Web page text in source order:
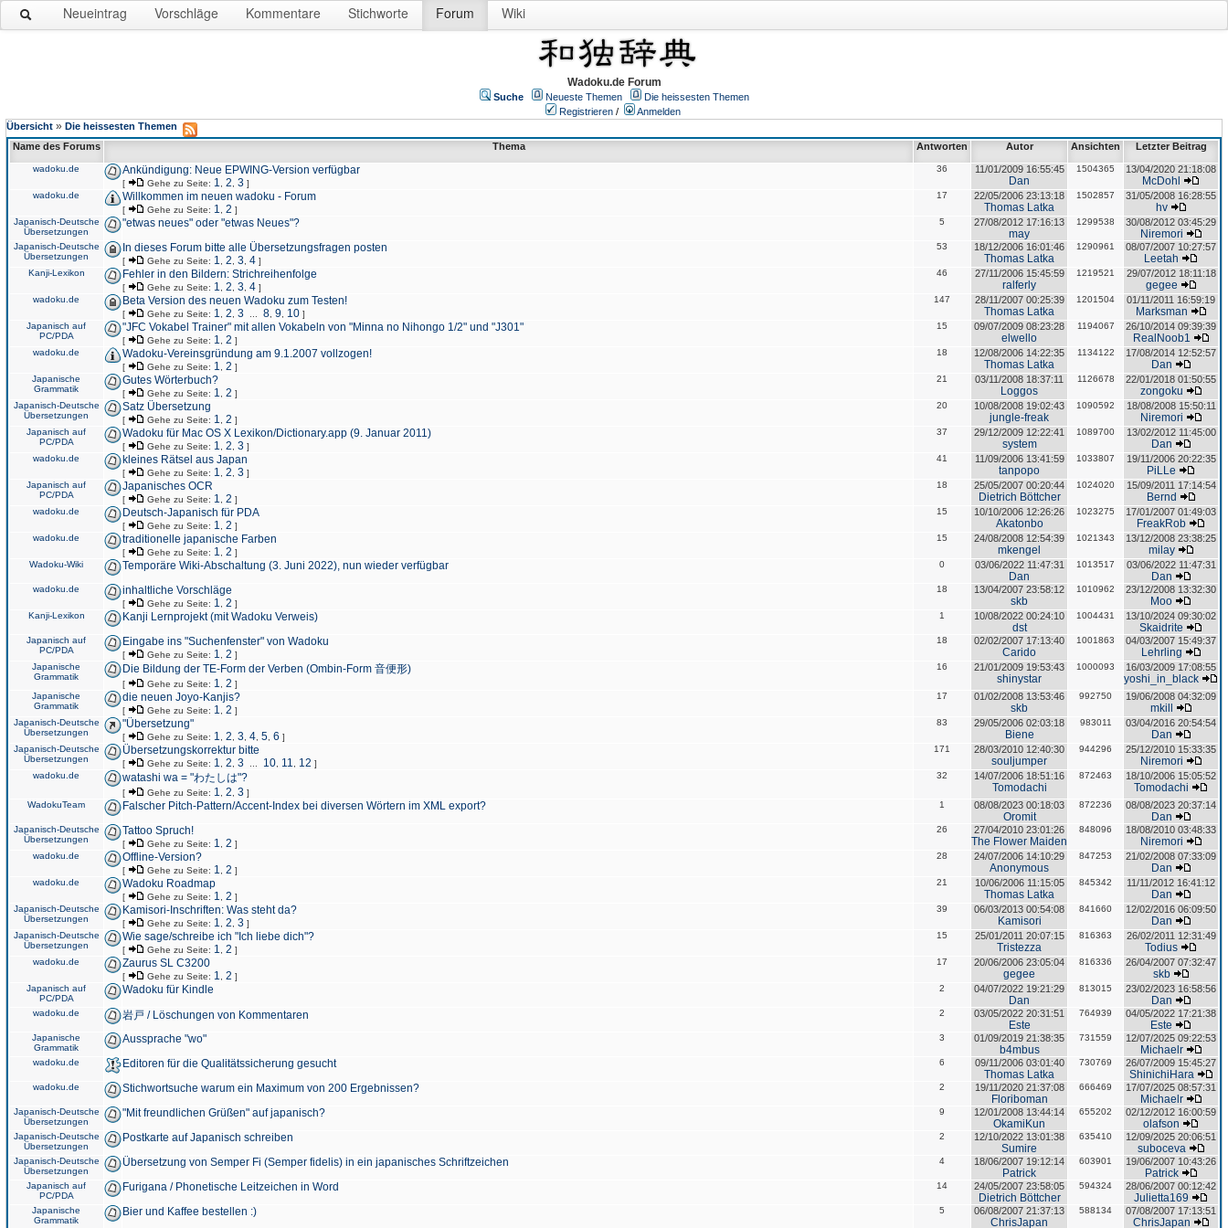
Neueintrag Vorschläge Kommentare Stichworte Forum Wiki
Wadoku.de Forum
Suche Neueste Themen
Die heissesten Themen
Registrieren /
Anmelden
Übersicht » Die heissesten Themen
Name des Forums
Thema Antworten Autor Ansichten Letzter Beitrag
wadoku.de Ankündigung: Neue EPWING-Version verfügbar
[ Gehe zu Seite: 1 2 3 ]
36 11/01/2009 16:55:45
Dan
1504365 13/04/2020 21:18:08
McDohl
wadoku.de Willkommen im neuen wadoku - Forum
[ Gehe zu Seite: 1 2 ]
17 22/05/2006 23:13:18
Thomas Latka
1502857 31/05/2008 16:28:55
hv
Japanisch-Deutsche
Übersetzungen
"etwas neues" oder "etwas Neues"? 5 27/08/2012 17:16:13
may
1299538 30/08/2012 03:45:29
Niremori
Japanisch-Deutsche
Übersetzungen
In dieses Forum bitte alle Übersetzungsfragen posten
[ Gehe zu Seite: 1 2 3 4 ]
53 18/12/2006 16:01:46
Thomas Latka
1290961 08/07/2007 10:27:57
Leetah
Kanji-Lexikon Fehler in den Bildern: Strichreihenfolge
[ Gehe zu Seite: 1 2 3 4 ]
46 27/11/2006 15:45:59
ralferly
1219521 29/07/2012 18:11:18
gegee
wadoku.de Beta Version des neuen Wadoku zum Testen!
[ Gehe zu Seite: 1 2 3 8 9 10 ]
147 28/11/2007 00:25:39
Thomas Latka
1201504 01/11/2011 16:59:19
Marksman
Japanisch auf
PC/PDA
"JFC Vokabel Trainer" mit allen Vokabeln von "Minna no Nihongo 1/2" und "J301"
[ Gehe zu Seite: 1 2 ]
15 09/07/2009 08:23:28
elwello
1194067 26/10/2014 09:39:39
RealNoob1
wadoku.de Wadoku-Vereinsgründung am 9.1.2007 vollzogen!
[ Gehe zu Seite: 1 2 ]
18 12/08/2006 14:22:35
Thomas Latka
1134122 17/08/2014 12:52:57
Dan
Japanische
Grammatik
Gutes Wörterbuch?
[ Gehe zu Seite: 1 2 ]
21 03/11/2008 18:37:11
Loggos
1126678 22/01/2018 01:50:55
zongoku
Japanisch-Deutsche
Übersetzungen
Satz Übersetzung
[ Gehe zu Seite: 1 2 ]
20 10/08/2008 19:02:43
jungle-freak
1090592 18/08/2008 15:50:11
Niremori
Japanisch auf
PC/PDA
Wadoku für Mac OS X Lexikon/Dictionary.app (9. Januar 2011)
[ Gehe zu Seite: 1 2 3 ]
37 29/12/2009 12:22:41
system
1089700 13/02/2012 11:45:00
Dan
wadoku.de kleines Rätsel aus Japan
[ Gehe zu Seite: 1 2 3 ]
41 11/09/2006 13:41:59
tanpopo
1033807 19/11/2006 20:22:35
PiLLe
Japanisch auf
PC/PDA
Japanisches OCR
[ Gehe zu Seite: 1 2 ]
18 25/05/2007 00:20:44
Dietrich Böttcher
1024020 15/09/2011 17:14:54
Bernd
wadoku.de Deutsch-Japanisch für PDA
[ Gehe zu Seite: 1 2 ]
15 10/10/2006 12:26:26
Akatonbo
1023275 17/01/2007 01:49:03
FreakRob
wadoku.de traditionelle japanische Farben
[ Gehe zu Seite: 1 2 ]
15 24/08/2008 12:54:39
mkengel
1021343 13/12/2008 23:38:25
milay
Wadoku-Wiki Temporäre Wiki-Abschaltung (3. Juni 2022), nun wieder verfügbar 0 03/06/2022 11:47:31
Dan
1013517 03/06/2022 11:47:31
Dan
wadoku.de inhaltliche Vorschläge
[ Gehe zu Seite: 1 2 ]
18 13/04/2007 23:58:12
skb
1010962 23/12/2008 13:32:30
Moo
Kanji-Lexikon Kanji Lernprojekt (mit Wadoku Verweis) 1 10/08/2022 00:24:10
dst
1004431 13/10/2024 09:30:02
Skaidrite
Japanisch auf
PC/PDA
Eingabe ins "Suchenfenster" von Wadoku
[ Gehe zu Seite: 1 2 ]
18 02/02/2007 17:13:40
Carido
1001863 04/03/2007 15:49:37
Lehrling
Japanische
Grammatik
Die Bildung der TE-Form der Verben (Ombin-Form 音便形)
[ Gehe zu Seite: 1 2 ]
16 21/01/2009 19:53:43
shinystar
1000093 16/03/2009 17:08:55
yoshi_in_black
Japanische
Grammatik
die neuen Joyo-Kanjis?
[ Gehe zu Seite: 1 2 ]
17 01/02/2008 13:53:46
skb
992750 19/06/2008 04:32:09
mkill
Japanisch-Deutsche
Übersetzungen
"Übersetzung"
[ Gehe zu Seite: 1 2 3 4 5 6 ]
83 29/05/2006 02:03:18
Biene
983011 03/04/2016 20:54:54
Dan
Japanisch-Deutsche
Übersetzungen
Übersetzungskorrektur bitte
[ Gehe zu Seite: 1 2 3 10 11 12 ]
171 28/03/2010 12:40:30
souljumper
944296 25/12/2010 15:33:35
Niremori
wadoku.de watashi wa = "わたしは"?
[ Gehe zu Seite: 1 2 3 ]
32 14/07/2006 18:51:16
Tomodachi
872463 18/10/2006 15:05:52
Tomodachi
WadokuTeam Falscher Pitch-Pattern/Accent-Index bei diversen Wörtern im XML export? 1 08/08/2023 00:18:03
Oromit
872236 08/08/2023 20:37:14
Dan
Japanisch-Deutsche
Übersetzungen
Tattoo Spruch!
[ Gehe zu Seite: 1 2 ]
26 27/04/2010 23:01:26
The Flower Maiden
848096 18/08/2010 03:48:33
Niremori
wadoku.de Offline-Version?
[ Gehe zu Seite: 1 2 ]
28 24/07/2006 14:10:29
Anonymous
847253 21/02/2008 07:33:09
Dan
wadoku.de Wadoku Roadmap
[ Gehe zu Seite: 1 2 ]
21 10/06/2006 11:15:05
Thomas Latka
845342 11/11/2012 16:41:12
Dan
Japanisch-Deutsche
Übersetzungen
Kamisori-Inschriften: Was steht da?
[ Gehe zu Seite: 1 2 3 ]
39 06/03/2013 00:54:08
Kamisori
841660 12/02/2016 06:09:50
Dan
Japanisch-Deutsche
Übersetzungen
Wie sage/schreibe ich "Ich liebe dich"?
[ Gehe zu Seite: 1 2 ]
15 25/01/2011 20:07:15
Tristezza
816363 26/02/2011 12:31:49
Todius
wadoku.de Zaurus SL C3200
[ Gehe zu Seite: 1 2 ]
17 20/06/2006 23:05:04
gegee
816336 26/04/2007 07:32:47
skb
Japanisch auf
PC/PDA
Wadoku für Kindle 2 04/07/2022 19:21:29
Dan
813015 23/02/2023 16:58:56
Dan
wadoku.de 岩戸 / Löschungen von Kommentaren 2 03/05/2022 20:31:51
Este
764939 04/05/2022 17:21:38
Este
Japanische
Grammatik
Aussprache "wo" 3 01/09/2019 21:38:35
b4mbus
731559 12/07/2025 09:22:53
Michaelr
wadoku.de Editoren für die Qualitätssicherung gesucht 6 09/11/2006 03:01:40
Thomas Latka
730769 26/07/2009 15:45:27
ShinichiHara
wadoku.de Stichwortsuche warum ein Maximum von 200 Ergebnissen? 2 19/11/2020 21:37:08
Floriboman
666469 17/07/2025 08:57:31
Michaelr
Japanisch-Deutsche
Übersetzungen
"Mit freundlichen Grüßen" auf japanisch? 9 12/01/2008 13:44:14
OkamiKun
655202 02/12/2012 16:00:59
olafson
Japanisch-Deutsche
Übersetzungen
Postkarte auf Japanisch schreiben 2 12/10/2022 13:01:38
Sumire
635410 12/09/2025 20:06:51
suboceva
Japanisch-Deutsche
Übersetzungen
Übersetzung von Semper Fi (Semper fidelis) in ein japanisches Schriftzeichen 4 18/06/2007 19:12:14
Patrick
603901 19/06/2007 10:43:26
Patrick
Japanisch auf
PC/PDA
Furigana / Phonetische Leitzeichen in Word 14 24/05/2007 23:58:05
Dietrich Böttcher
594324 28/06/2007 00:12:42
Julietta169
Japanische
Grammatik
Bier und Kaffee bestellen :) 5 06/08/2007 21:37:13
ChrisJapan
588134 07/08/2007 17:13:51
ChrisJapan